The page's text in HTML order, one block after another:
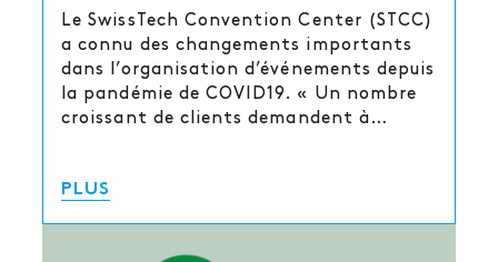
Le SwissTech Convention Center (STCC)
a connu des changements importants
dans l’organisation d’événements depuis
la pandémie de COVID19. « Un nombre
croissant de clients demandent à…
PLUS